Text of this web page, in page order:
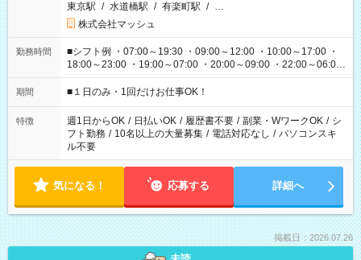
東京駅 / 水道橋駅 / 有楽町駅 / …
株式会社マッシュ
勤務時間
■シフト例 ・07:00～19:30 ・09:00～12:00 ・10:00～17:00 ・
18:00～23:00 ・19:00～07:00 ・20:00～09:00 ・22:00～06:00
etc ★最短で3時間で5,120円のお仕事から 15時間で2万円近く稼
げるお仕事も！ ご希望のお時間に合わせてご紹介！ ※シフトは
ください！
期間 ■１日のみ・1回だけお仕事OK！
特徴 週1日からOK / 日払いOK / 履歴書不要 / 副業・WワークOK / シ
フト勤務 / 10名以上の大量募集 / 電話対応なし / パソコンスキ
ル不要
気になる！ 応募する 詳細へ
掲載日：2026.07.26